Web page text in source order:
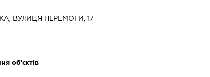
ВУЛИЦЯ ПЕРЕМОГИ, 17
об'єктів